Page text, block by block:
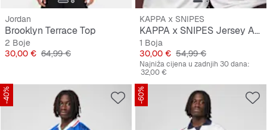
Jordan
Brooklyn Terrace Top
2 Boje
Cijena
30,00 € Originalna cijena
64,99 €
KAPPA x SNIPES
KAPPA x SNIPES Jersey AOP
1 Boja
Cijena
30,00 € Originalna cijena
54,99 €
Najniža cijena u zadnjih 30 dana:
32,00 €
-40% -60%